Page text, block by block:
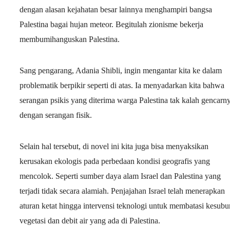
dengan alasan kejahatan besar lainnya menghampiri bangsa
Palestina bagai hujan meteor. Begitulah zionisme bekerja
membumihanguskan Palestina.
Sang pengarang, Adania Shibli, ingin mengantar kita ke dalam
problematik berpikir seperti di atas. Ia menyadarkan kita bahwa
serangan psikis yang diterima warga Palestina tak kalah
dengan serangan fisik.
Selain hal tersebut, di novel ini kita juga bisa menyaksikan
kerusakan ekologis pada perbedaan kondisi geografis yang
mencolok. Seperti sumber daya alam Israel dan Palestina yang
terjadi tidak secara alamiah. Penjajahan Israel telah menerapkan
aturan ketat hingga intervensi teknologi untuk membatasi
vegetasi dan debit air yang ada di Palestina.